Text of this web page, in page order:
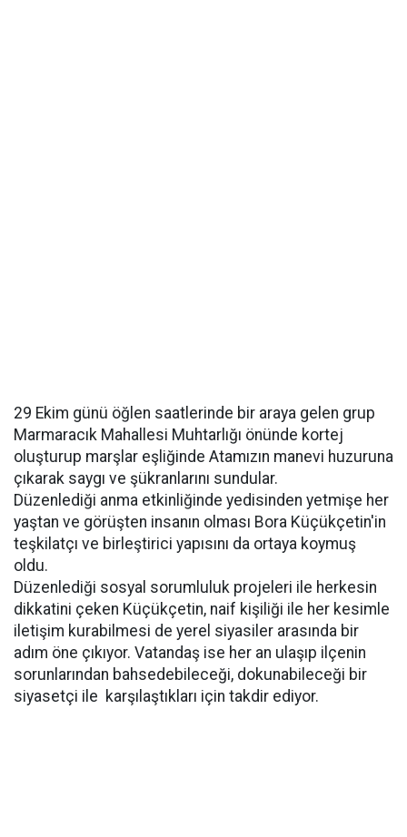
29 Ekim günü öğlen saatlerinde bir araya gelen grup
Marmaracık Mahallesi Muhtarlığı önünde kortej
oluşturup marşlar eşliğinde Atamızın manevi huzuruna
çıkarak saygı ve şükranlarını sundular.
Düzenlediği anma etkinliğinde yedisinden yetmişe her
yaştan ve görüşten insanın olması Bora Küçükçetin'in
teşkilatçı ve birleştirici yapısını da ortaya koymuş
oldu.
Düzenlediği sosyal sorumluluk projeleri ile herkesin
dikkatini çeken Küçükçetin, naif kişiliği ile her kesimle
iletişim kurabilmesi de yerel siyasiler arasında bir
adım öne çıkıyor. Vatandaş ise her an ulaşıp ilçenin
sorunlarından bahsedebileceği, dokunabileceği bir
siyasetçi ile karşılaştıkları için takdir ediyor.